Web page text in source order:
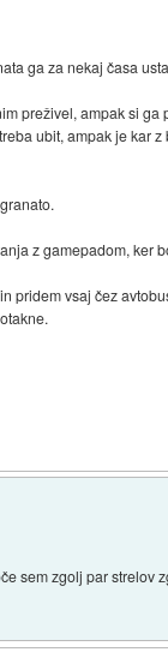
ga za nekaj časa
preživel, ampak si ga
ubit, ampak je kar
z gamepadom, ker
pridem vsaj čez
sem zgolj par strelov